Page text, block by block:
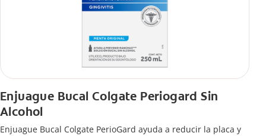
Enjuague Bucal Colgate Periogard Sin
Alcohol
Enjuague Bucal Colgate PerioGard ayuda a reducir la placa y